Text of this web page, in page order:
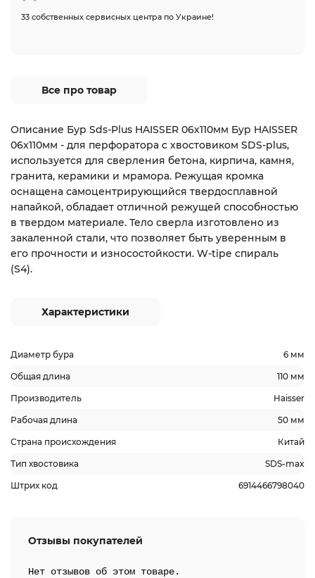
33 собственных сервисных центра по Украине!
Все про товар
Описание Бур Sds-Plus HAISSER 06х110мм Бур HAISSER
06х110мм - для перфоратора с хвостовиком SDS-plus,
используется для сверления бетона, кирпича, камня,
гранита, керамики и мрамора. Режущая кромка
оснащена самоцентрирующийся твердосплавной
напайкой, обладает отличной режущей способностью
в твердом материале. Тело сверла изготовлено из
закаленной стали, что позволяет быть уверенным в
его прочности и износостойкости. W-tipe спираль
(S4).
Характеристики
Диаметр бура 6 мм
Общая длина 110 мм
Производитель Haisser
Рабочая длина 50 мм
Страна происхождения Китай
Тип хвостовика SDS-max
Штрих код 6914466798040
Отзывы покупателей
Нет отзывов об этом товаре.